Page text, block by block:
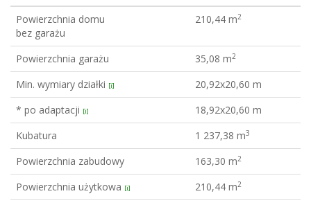
Powierzchnia domu
bez garażu
210,44 m2
Powierzchnia garażu 35,08 m2
Min. wymiary działki [i]
20,92x20,60 m
* po adaptacji [i]
18,92x20,60 m
Kubatura
1 237,38 m3
Powierzchnia zabudowy 163,30 m2
Powierzchnia użytkowa [i] 210,44 m2